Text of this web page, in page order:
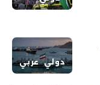
دولي عربي